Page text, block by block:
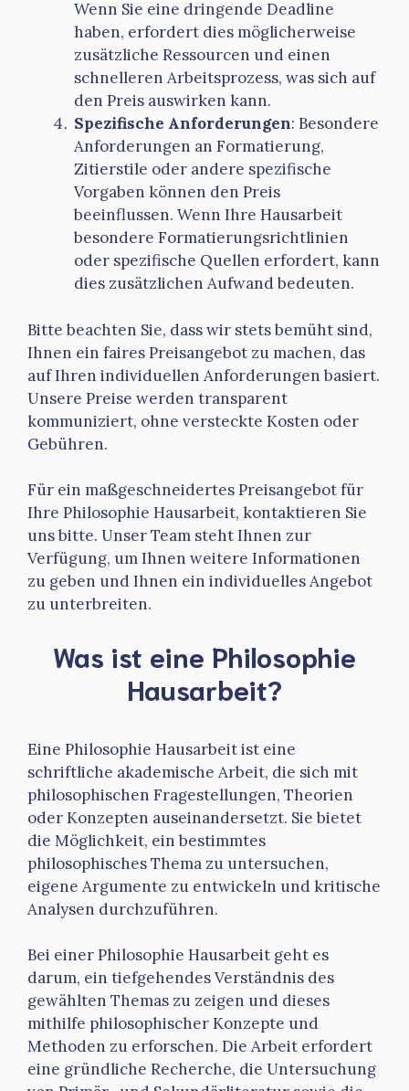
Wenn Sie eine dringende Deadline
haben, erfordert dies möglicherweise
zusätzliche Ressourcen und einen
schnelleren Arbeitsprozess, was sich auf
den Preis auswirken kann.
Spezifische Anforderungen: Besondere
Anforderungen an Formatierung,
Zitierstile oder andere spezifische
Vorgaben können den Preis
beeinflussen. Wenn Ihre Hausarbeit
besondere Formatierungsrichtlinien
oder spezifische Quellen erfordert, kann
dies zusätzlichen Aufwand bedeuten.
Bitte beachten Sie, dass wir stets bemüht sind,
Ihnen ein faires Preisangebot zu machen, das
auf Ihren individuellen Anforderungen basiert.
Unsere Preise werden transparent
kommuniziert, ohne versteckte Kosten oder
Gebühren.
Für ein maßgeschneidertes Preisangebot für
Ihre Philosophie Hausarbeit, kontaktieren Sie
uns bitte. Unser Team steht Ihnen zur
Verfügung, um Ihnen weitere Informationen
zu geben und Ihnen ein individuelles Angebot
zu unterbreiten.
Was ist eine Philosophie
Hausarbeit?
Eine Philosophie Hausarbeit ist eine
schriftliche akademische Arbeit, die sich mit
philosophischen Fragestellungen, Theorien
oder Konzepten auseinandersetzt. Sie bietet
die Möglichkeit, ein bestimmtes
philosophisches Thema zu untersuchen,
eigene Argumente zu entwickeln und kritische
Analysen durchzuführen.
Bei einer Philosophie Hausarbeit geht es
darum, ein tiefgehendes Verständnis des
gewählten Themas zu zeigen und dieses
mithilfe philosophischer Konzepte und
Methoden zu erforschen. Die Arbeit erfordert
eine gründliche Recherche, die Untersuchung